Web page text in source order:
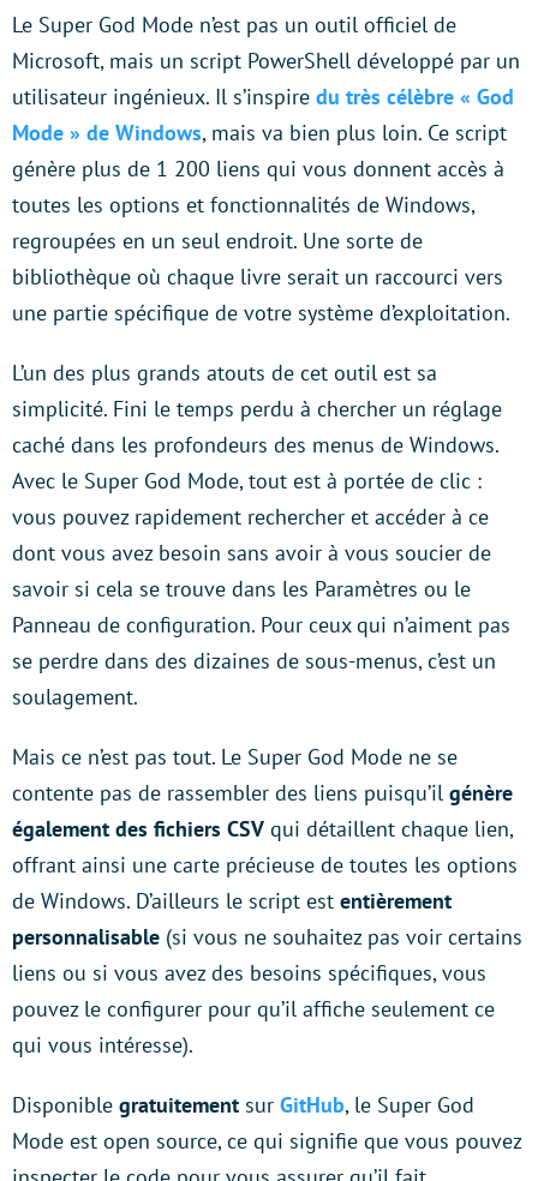
Le Super God Mode n’est pas un outil officiel de
Microsoft, mais un script PowerShell développé par un
utilisateur ingénieux. Il s’inspire du très célèbre « God
Mode » de Windows, mais va bien plus loin. Ce script
génère plus de 1 200 liens qui vous donnent accès à
toutes les options et fonctionnalités de Windows,
regroupées en un seul endroit. Une sorte de
bibliothèque où chaque livre serait un raccourci vers
une partie spécifique de votre système d’exploitation.
L’un des plus grands atouts de cet outil est sa
simplicité. Fini le temps perdu à chercher un réglage
caché dans les profondeurs des menus de Windows.
Avec le Super God Mode, tout est à portée de clic :
vous pouvez rapidement rechercher et accéder à ce
dont vous avez besoin sans avoir à vous soucier de
savoir si cela se trouve dans les Paramètres ou le
Panneau de configuration. Pour ceux qui n’aiment pas
se perdre dans des dizaines de sous-menus, c’est un
soulagement.
Mais ce n’est pas tout. Le Super God Mode ne se
contente pas de rassembler des liens puisqu’il génère
également des fichiers CSV qui détaillent chaque lien,
offrant ainsi une carte précieuse de toutes les options
de Windows. D’ailleurs le script est entièrement
personnalisable (si vous ne souhaitez pas voir certains
liens ou si vous avez des besoins spécifiques, vous
pouvez le configurer pour qu’il affiche seulement ce
qui vous intéresse).
Disponible gratuitement sur GitHub, le Super God
Mode est open source, ce qui signifie que vous pouvez